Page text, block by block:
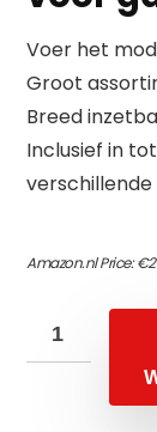
Voer het
Groot
Breed
Inclusief in
verschillende
Amazon.nl Price:€